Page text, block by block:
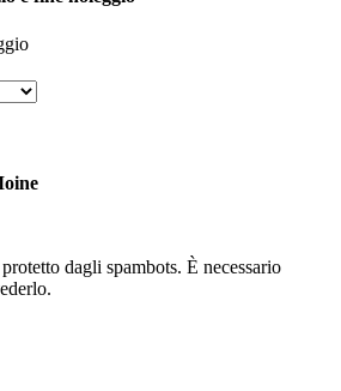
dagli spambots. È necessario